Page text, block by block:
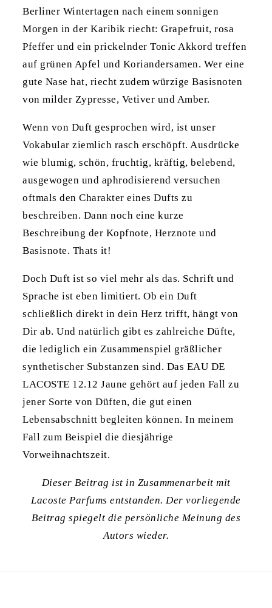
Berliner Wintertagen nach einem sonnigen
Morgen in der Karibik riecht: Grapefruit, rosa
Pfeffer und ein prickelnder Tonic Akkord treffen
auf grünen Apfel und Koriandersamen. Wer eine
gute Nase hat, riecht zudem würzige Basisnoten
von milder Zypresse, Vetiver und Amber.
Wenn von Duft gesprochen wird, ist unser
Vokabular ziemlich rasch erschöpft. Ausdrücke
wie blumig, schön, fruchtig, kräftig, belebend,
ausgewogen und aphrodisierend versuchen
oftmals den Charakter eines Dufts zu
beschreiben. Dann noch eine kurze
Beschreibung der Kopfnote, Herznote und
Basisnote. Thats it!
Doch Duft ist so viel mehr als das. Schrift und
Sprache ist eben limitiert. Ob ein Duft
schließlich direkt in dein Herz trifft, hängt von
Dir ab. Und natürlich gibt es zahlreiche Düfte,
die lediglich ein Zusammenspiel gräßlicher
synthetischer Substanzen sind. Das EAU DE
LACOSTE 12.12 Jaune gehört auf jeden Fall zu
jener Sorte von Düften, die gut einen
Lebensabschnitt begleiten können. In meinem
Fall zum Beispiel die diesjährige
Vorweihnachtszeit.
Dieser Beitrag ist in Zusammenarbeit mit
Lacoste Parfums entstanden. Der vorliegende
Beitrag spiegelt die persönliche Meinung des
Autors wieder.